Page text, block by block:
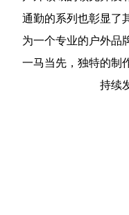
通勤的系列也彰显了
为一个专业的户外品
一马当先，独特的制
持续